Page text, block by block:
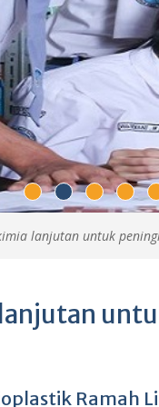
lanjutan untuk
Ramah